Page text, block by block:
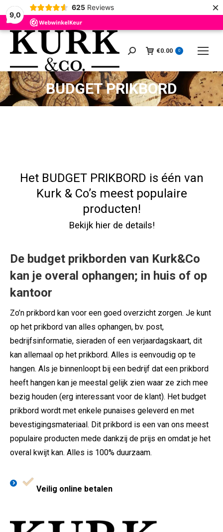
9,0
625 Reviews ×
Zoeken: €0.00 0
BUDGET PRIKBORD
Het BUDGET PRIKBORD is één van
Kurk & Co’s meest populaire
producten!
Bekijk hier de details!
De budget prikborden van Kurk&Co
kan je overal ophangen; in huis of op
kantoor
Zo’n prikbord kan voor een goed overzicht zorgen. Je kunt
op het prikbord van alles ophangen, bv. post,
bedrijfsinformatie, sieraden of een verjaardagskaart, dit
kan allemaal op het prikbord. Alles is eenvoudig op te
hangen. Als je binnenloopt bij een bedrijf dat een prikbord
heeft hangen kan je meestal gelijk zien waar ze zich mee
bezig houden (erg interessant voor de klant). Het budget
prikbord wordt met enkele punaises geleverd en met
bevestigingsmateriaal. Dit prikbord is een van ons meest
populaire producten mede dankzij de prijs en omdat je het
overal kwijt kan. Alles is 100% duurzaam.
Veilig online betalen